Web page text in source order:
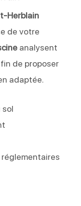
Herblain
de votre
analysent
de proposer
adaptée.